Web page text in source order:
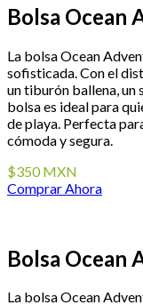
Bolsa Ocean
La bolsa Ocean
sofisticada. Con el
un tiburón ballena, un
bolsa es ideal para
de playa. Perfecta
cómoda y segura.
$350 MXN
Comprar Ahora
Bolsa Ocean
La bolsa Ocean